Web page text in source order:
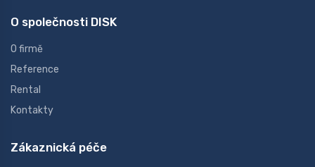
O společnosti DISK
O firmě
Reference
Rental
Kontakty
Zákaznická péče